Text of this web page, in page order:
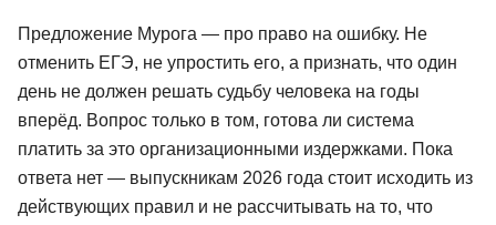
Предложение Мурога — про право на ошибку. Не
отменить ЕГЭ, не упростить его, а признать, что один
день не должен решать судьбу человека на годы
вперёд. Вопрос только в том, готова ли система
платить за это организационными издержками. Пока
ответа нет — выпускникам 2026 года стоит исходить из
действующих правил и не рассчитывать на то, что